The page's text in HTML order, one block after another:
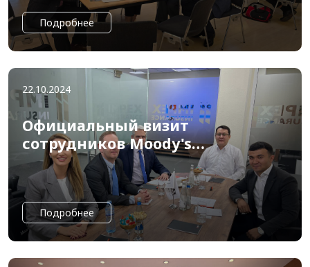
Подробнее
22.10.2024
Официальный визит
сотрудников Moody's
Ratings в Impex
Insurancе
Подробнее